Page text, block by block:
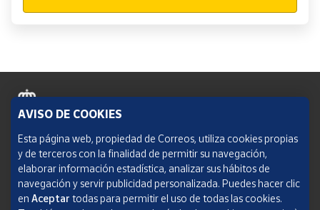
Política de cookies
Aviso legal
Condiciones del servicio
AVISO DE COOKIES
Esta página web, propiedad de Correos, utiliza cookies propias
y de terceros con la finalidad de permitir su navegación,
elaborar información estadística, analizar sus hábitos de
navegación y servir publicidad personalizada. Puedes hacer clic
en Aceptar todas para permitir el uso de todas las cookies.